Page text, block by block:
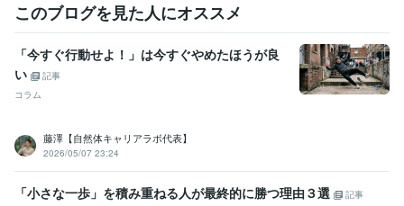
学歴
大学院卒 2017年3月 ~ 2020年2月
語学力
英語 ビジネスレベル
このブログを見た人にオススメ
「今すぐ行動せよ！」は今すぐやめたほうが良
い
記事
コラム
藤澤【自然体キャリアラボ代表】
2026/05/07 23:24
「小さな一歩」を積み重ねる人が最終的に勝つ理由３選
記事